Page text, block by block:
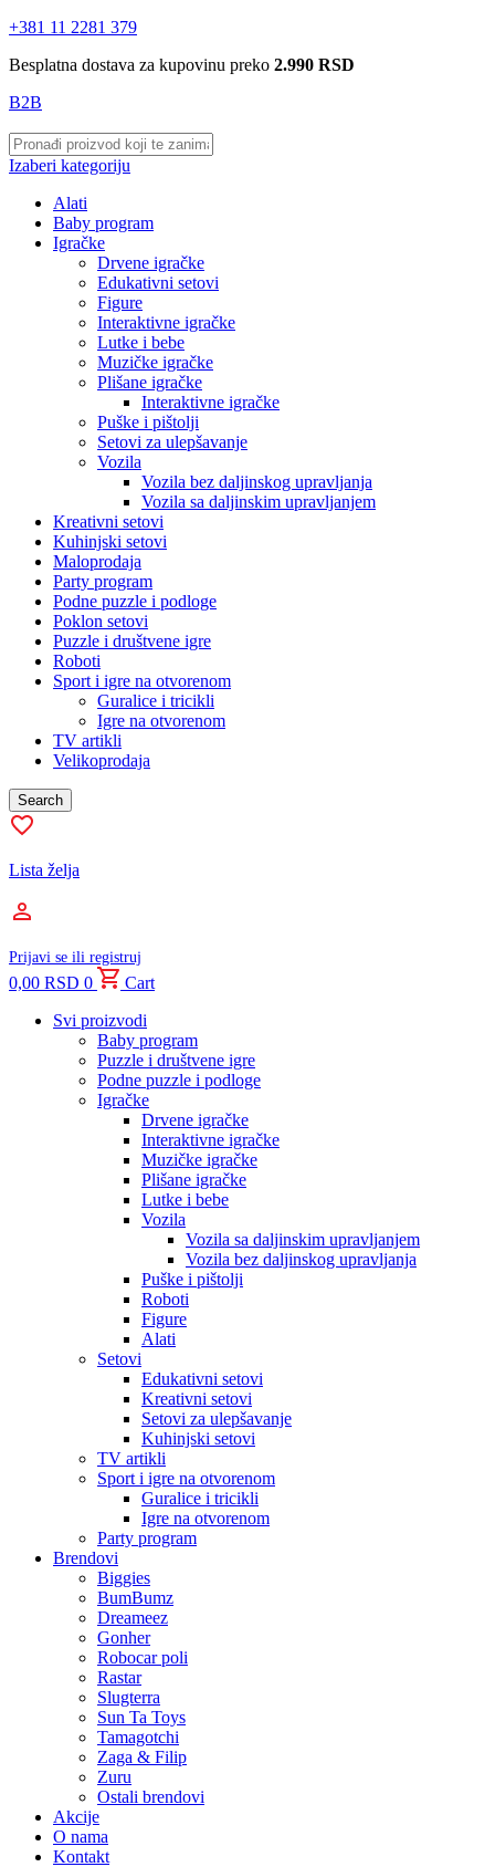
+381 11 2281 379
Besplatna dostava za kupovinu preko 2.990 RSD
B2B
Izaberi kategoriju
Alati
Baby program
Igračke
Drvene igračke
Edukativni setovi
Figure
Interaktivne igračke
Lutke i bebe
Muzičke igračke
Plišane igračke
Interaktivne igračke
Puške i pištolji
Setovi za ulepšavanje
Vozila
Vozila bez daljinskog upravljanja
Vozila sa daljinskim upravljanjem
Kreativni setovi
Kuhinjski setovi
Maloprodaja
Party program
Podne puzzle i podloge
Poklon setovi
Puzzle i društvene igre
Roboti
Sport i igre na otvorenom
Guralice i tricikli
Igre na otvorenom
TV artikli
Velikoprodaja
Search
Lista želja
Prijavi se ili registruj
0,00 RSD 0
Cart
Svi proizvodi
Baby program
Puzzle i društvene igre
Podne puzzle i podloge
Igračke
Drvene igračke
Interaktivne igračke
Muzičke igračke
Plišane igračke
Lutke i bebe
Vozila
Vozila sa daljinskim upravljanjem
Vozila bez daljinskog upravljanja
Puške i pištolji
Roboti
Figure
Alati
Setovi
Edukativni setovi
Kreativni setovi
Setovi za ulepšavanje
Kuhinjski setovi
TV artikli
Sport i igre na otvorenom
Guralice i tricikli
Igre na otvorenom
Party program
Brendovi
Biggies
BumBumz
Dreameez
Gonher
Robocar poli
Rastar
Slugterra
Sun Ta Toys
Tamagotchi
Zaga & Filip
Zuru
Ostali brendovi
Akcije
O nama
Kontakt